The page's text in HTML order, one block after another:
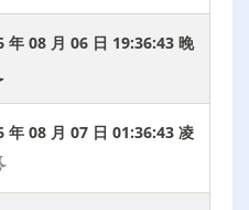
年 08 月 06 日 19:36:44 晚
年 08 月 07 日 01:36:44 凌